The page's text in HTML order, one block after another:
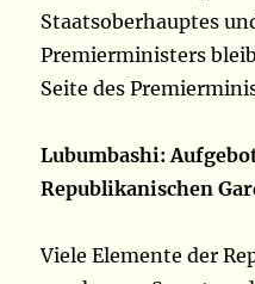
Staatsoberhauptes
Premierministers
Seite des
Lubumbashi:
Republikanischen
Viele Elemente der